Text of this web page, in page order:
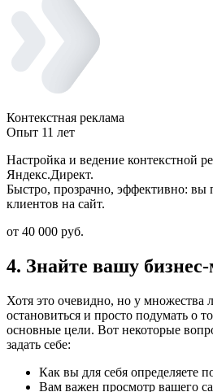
Контекстная реклама
Опыт 11 лет
Настройка и ведение контекстной
Яндекс.Директ.
Быстро, прозрачно, эффективно: вы
клиентов на сайт.
от 40 000 руб.
4. Знайте вашу
Хотя это очевидно, но у множества
остановиться и просто подумать о
основные цели. Вот некоторые
задать себе:
Как вы для себя определяете
Вам важен просмотр вашего